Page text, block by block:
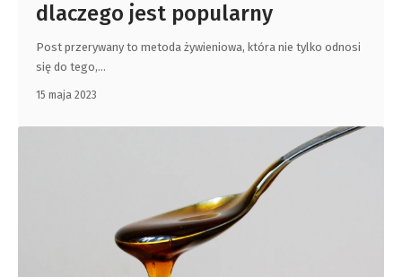
dlaczego jest popularny
Post przerywany to metoda żywieniowa, która nie tylko odnosi
się do tego,…
15 maja 2023